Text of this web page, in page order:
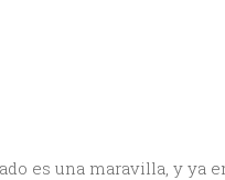
es una maravilla, y ya